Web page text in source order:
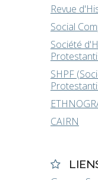
Revue
Social
Société
SHPF
CAIRN